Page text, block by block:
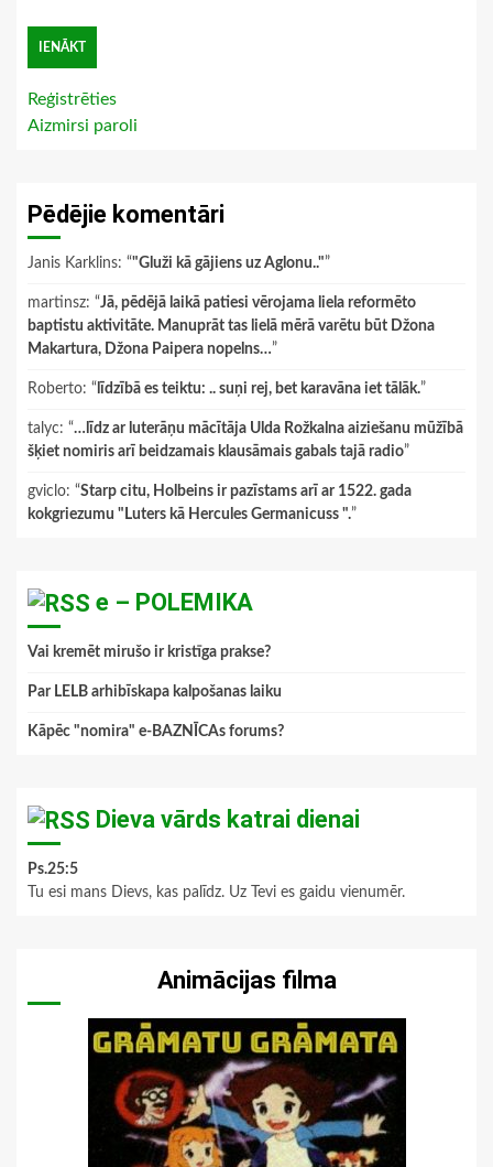
Reģistrēties
Aizmirsi paroli
Pēdējie komentāri
Janis Karklins: “"Gluži kā gājiens uz Aglonu.."”
martinsz: “Jā, pēdējā laikā patiesi vērojama liela reformēto
baptistu aktivitāte. Manuprāt tas lielā mērā varētu būt Džona
Makartura, Džona Paipera nopelns…”
Roberto: “ līdzībā es teiktu: .. suņi rej, bet karavāna iet tālāk.”
talyc: “…līdz ar luterāņu mācītāja Ulda Rožkalna aiziešanu mūžībā
šķiet nomiris arī beidzamais klausāmais gabals tajā radio”
gviclo: “Starp citu, Holbeins ir pazīstams arī ar 1522. gada
kokgriezumu "Luters kā Hercules Germanicuss ".”
e – POLEMIKA
Vai kremēt mirušo ir kristīga prakse?
Par LELB arhibīskapa kalpošanas laiku
Kāpēc "nomira" e-BAZNĪCAs forums?
Dieva vārds katrai dienai
Ps.25:5
Tu esi mans Dievs, kas palīdz. Uz Tevi es gaidu vienumēr.
Animācijas filma